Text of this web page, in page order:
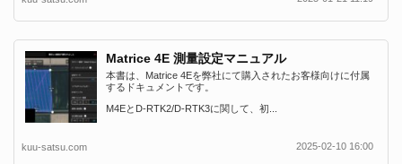
Matrice 4E 測量設定マニュアル
本書は、Matrice 4Eを弊社にて購入されたお客様向けに付属
するドキュメントです。
M4EとD-RTK2/D-RTK3に関して、初...
kuu-satsu.com 2025-02-10 16:00